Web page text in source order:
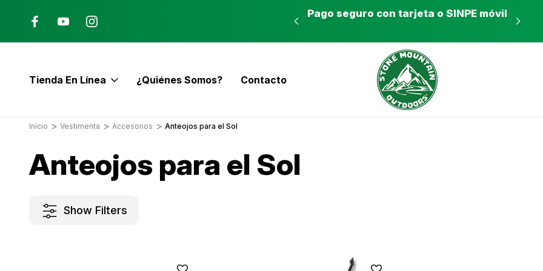
Costa Rica
ENVÍO GRATIS con pedidos mayores a
Pago seguro con tarjeta o SINPE móvil
Tienda En Línea ¿Quiénes Somos? Contacto
Envíos a todo el país con Correos de Costa
Inicio Vestimenta Accesorios Anteojos para el Sol
Anteojos para el Sol
Show Filters